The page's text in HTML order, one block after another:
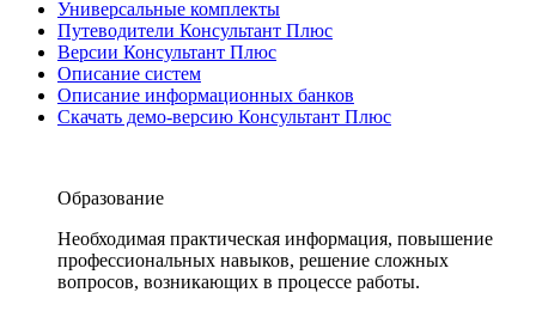
Универсальные комплекты
Путеводители Консультант Плюс
Версии Консультант Плюс
Описание систем
Описание информационных банков
Скачать демо-версию Консультант Плюс
Образование
Необходимая практическая информация, повышение
профессиональных навыков, решение сложных
вопросов, возникающих в процессе работы.